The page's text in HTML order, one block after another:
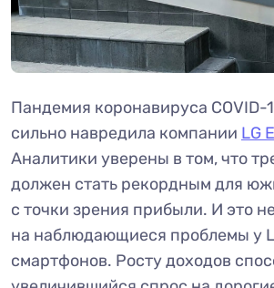
Пандемия коронавируса COVID-
сильно навредила компании LG
Аналитики уверены в том, что
должен стать рекордным для
с точки зрения прибыли. И это
на наблюдающиеся проблемы у
смартфонов. Росту доходов